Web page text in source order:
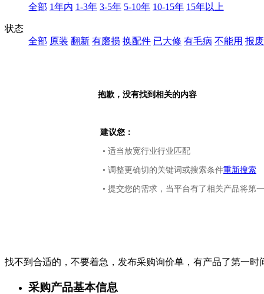
全部 1年内 1-3年 3-5年 5-10年 10-15年 15年以上
状态
全部 原装 翻新 有磨损 换配件 已大修 有毛病 不能用 报
抱歉，没有找到相关的内容
建议您：
• 适当放宽行业行业匹配
• 调整更确切的关键词或搜索条件重新搜索
• 提交您的需求，当平台有了相关产品将第
找不到合适的，不要着急，发布采购询价单，有产品了第一时
采购产品基本信息